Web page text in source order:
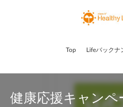
Top
健康応援キャン